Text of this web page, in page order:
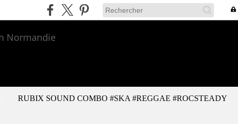
RUBIX SOUND COMBO #SKA #REGGAE #ROCSTEADY